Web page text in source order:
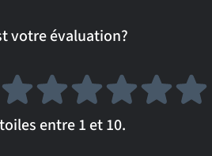
votre évaluation?
entre 1 et 10.